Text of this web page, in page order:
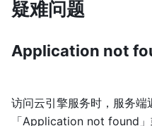
疑难问题
Application not
访问云引擎服务时，服务端
「Application not found」